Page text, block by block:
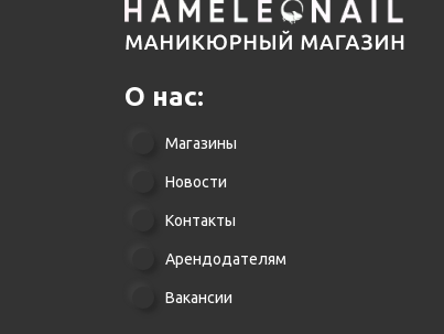
О нас:
Магазины
Новости
Контакты
Арендодателям
Вакансии